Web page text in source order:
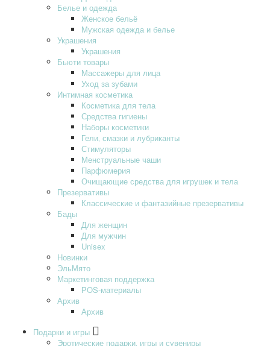
Белье и одежда
Женское бельё
Мужская одежда и белье
Украшения
Украшения
Бьюти товары
Массажеры для лица
Уход за зубами
Интимная косметика
Косметика для тела
Средства гигиены
Наборы косметики
Гели‚ смазки и лубриканты
Стимуляторы
Менструальные чаши
Парфюмерия
Очищающие средства для игрушек и тела
Презервативы
Классические и фантазийные презервативы
Бады
Для женщин
Для мужчин
Unisex
Новинки
ЭльМято
Маркетинговая поддержка
POS-материалы
Архив
Архив
Подарки и игры
Эротические подарки‚ игры и сувениры